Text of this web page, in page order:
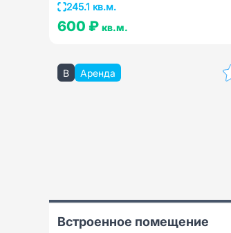
245.1 кв.м.
600 ₽ кв.м.
B Аренда
Встроенное помещение